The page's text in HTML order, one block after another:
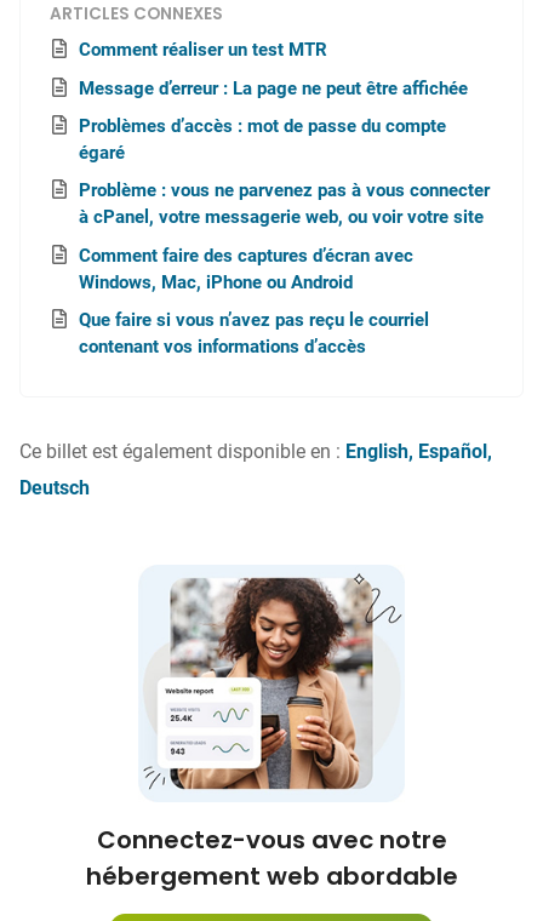
ARTICLES CONNEXES
Comment réaliser un test MTR
Message d’erreur : La page ne peut être affichée
Problèmes d’accès : mot de passe du compte
égaré
Problème : vous ne parvenez pas à vous connecter
à cPanel, votre messagerie web, ou voir votre site
Comment faire des captures d’écran avec
Windows, Mac, iPhone ou Android
Que faire si vous n’avez pas reçu le courriel
contenant vos informations d’accès
Ce billet est également disponible en : English Español
Deutsch
Connectez-vous avec notre
hébergement web abordable